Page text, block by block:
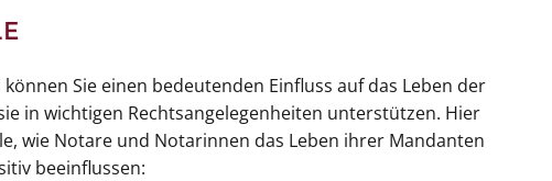
Sie einen bedeutenden Einfluss auf das Leben der
in wichtigen Rechtsangelegenheiten unterstützen. Hier
wie Notare und Notarinnen das Leben ihrer Mandanten
beeinflussen: